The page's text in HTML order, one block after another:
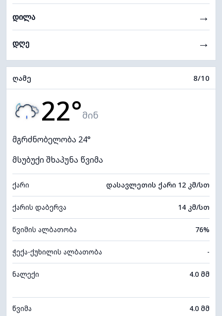
დილა →
დღე →
ღამე 8/10
22°მინ
მგრძნობელობა 24°
მსუბუქი შხაპუნა წვიმა
ქარი დასავლეთის ქარი 12 კმ/სთ
ქარის დაბერვა 14 კმ/სთ
წვიმის ალბათობა 76%
ჭექა-ქუხილის ალბათობა -
ნალექი 4.0 მმ
წვიმა 4.0 მმ